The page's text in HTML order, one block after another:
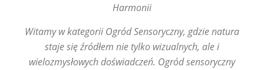
Harmonii
Witamy w kategorii Ogród Sensoryczny, gdzie natura
staje się źródłem nie tylko wizualnych, ale i
wielozmysłowych doświadczeń. Ogród sensoryczny